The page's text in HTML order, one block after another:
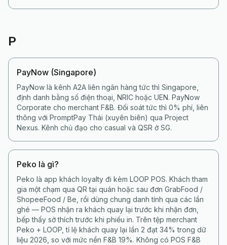
P
PayNow (Singapore)
PayNow là kênh A2A liên ngân hàng tức thì Singapore,
định danh bằng số điện thoại, NRIC hoặc UEN. PayNow
Corporate cho merchant F&B. Đối soát tức thì 0% phí, liên
thông với PromptPay Thái (xuyên biên) qua Project
Nexus. Kênh chủ đạo cho casual và QSR ở SG.
Peko là gì?
Peko là app khách loyalty đi kèm LOOP POS. Khách tham
gia một chạm qua QR tại quán hoặc sau đơn GrabFood /
ShopeeFood / Be, rồi dùng chung danh tính qua các lần
ghé — POS nhận ra khách quay lại trước khi nhận đơn,
bếp thấy sở thích trước khi phiếu in. Trên tệp merchant
Peko + LOOP, tỉ lệ khách quay lại lần 2 đạt 34% trong dữ
liệu 2026, so với mức nền F&B 19%. Không có POS F&B